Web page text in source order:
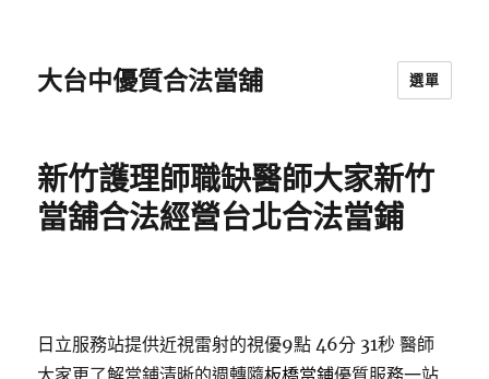
大台中優質合法當舖 選單
新竹護理師職缺醫師大家新竹
當舖合法經營台北合法當鋪
日立服務站提供近視雷射的視優9點 46分 31秒 醫師
大家更了解當鋪清晰的週轉隨板橋當鋪優質服務一站